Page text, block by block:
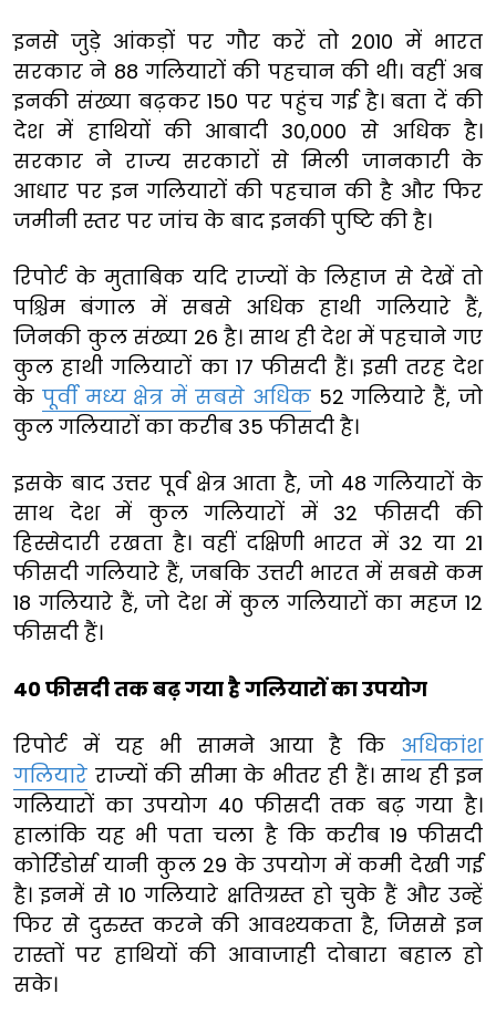
इनसे जुड़े आंकड़ों पर गौर करें तो 2010 में भारत
सरकार ने 88 गलियारों की पहचान की थी। वहीं अब
इनकी संख्या बढ़कर 150 पर पहुंच गई है। बता दें की
देश में हाथियों की आबादी 30,000 से अधिक है।
सरकार ने राज्य सरकारों से मिली जानकारी के
आधार पर इन गलियारों की पहचान की है और फिर
जमीनी स्तर पर जांच के बाद इनकी पुष्टि की है।
रिपोर्ट के मुताबिक यदि राज्यों के लिहाज से देखें तो
पश्चिम बंगाल में सबसे अधिक हाथी गलियारे हैं,
जिनकी कुल संख्या 26 है। साथ ही देश में पहचाने गए
कुल हाथी गलियारों का 17 फीसदी हैं। इसी तरह देश
के पूर्वी मध्य क्षेत्र में सबसे अधिक52 गलियारे हैं, जो
कुल गलियारों का करीब 35 फीसदी है।
इसके बाद उत्तर पूर्व क्षेत्र आता है, जो 48 गलियारों के
साथ देश में कुल गलियारों में 32 फीसदी की
हिस्सेदारी रखता है। वहीं दक्षिणी भारत में 32 या 21
फीसदी गलियारे हैं, जबकि उत्तरी भारत में सबसे कम
18 गलियारे हैं, जो देश में कुल गलियारों का महज 12
फीसदी हैं।
40 फीसदी तक बढ़ गया है गलियारों का उपयोग
रिपोर्ट में यह भी सामने आया है कि अधिकांश
गलियारे राज्यों की सीमा के भीतर ही हैं। साथ ही इन
गलियारों का उपयोग 40 फीसदी तक बढ़ गया है।
हालांकि यह भी पता चला है कि करीब 19 फीसदी
कोर्रिडोर्स यानी कुल 29 के उपयोग में कमी देखी गई
है। इनमें से 10 गलियारे क्षतिग्रस्त हो चुके हैं और उन्हें
फिर से दुरुस्त करने की आवश्यकता है, जिससे इन
रास्तों पर हाथियों की आवाजाही दोबारा बहाल हो
सके।